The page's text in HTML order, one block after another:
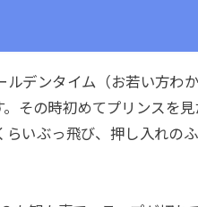
デンタイム（お若い方わ
その時初めてプリンスを
いぶっ飛び、押し入れの